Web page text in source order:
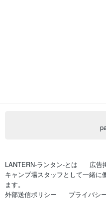
LANTERN-ランタン-とは
広告
キャンプ場スタッフとして一緒
ます。
外部送信ポリシー
プライバシ